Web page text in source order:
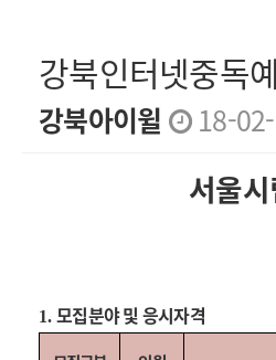
강북인터넷중독
강북아이윌 18-
서울
1. 모집분야 및 응시자격